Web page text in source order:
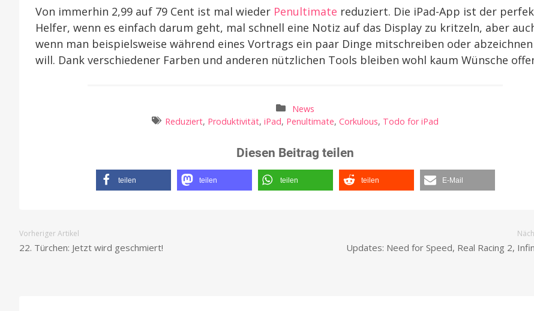
Von immerhin 2,99 auf 79 Cent ist mal wieder Penultimate reduziert. Die iPad-App ist der
Helfer, wenn es einfach darum geht, mal schnell eine Notiz auf das Display zu kritzeln, aber
wenn man beispielsweise während eines Vortrags ein paar Dinge mitschreiben oder abzeichnen
will. Dank verschiedener Farben und anderen nützlichen Tools bleiben wohl kaum Wünsche
News
Reduziert, Produktivität, iPad, Penultimate, Corkulous, Todo for iPad
Diesen Beitrag teilen
teilen teilen teilen teilen E-Mail
Vorheriger Artikel
22. Türchen: Jetzt wird geschmiert! Updates: Need for Speed, Real Racing 2,